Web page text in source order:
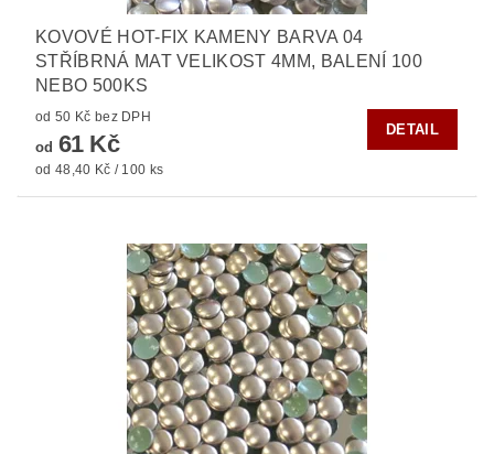
KOVOVÉ HOT-FIX KAMENY BARVA 04
STŘÍBRNÁ MAT VELIKOST 4MM, BALENÍ 100
NEBO 500KS
od 50 Kč bez DPH
od 61 Kč
od 48,40 Kč / 100 ks
DETAIL